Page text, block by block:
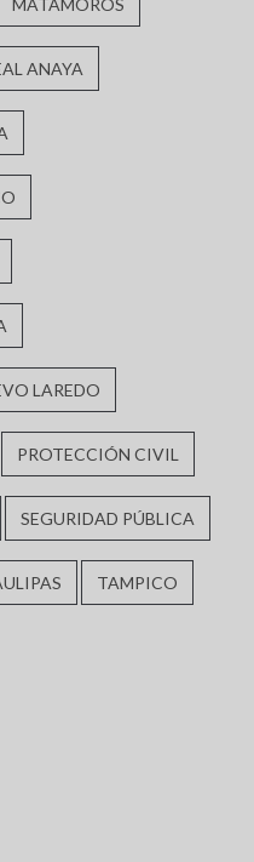
MATAMOROS
ANAYA
LAREDO
PROTECCIÓN CIVIL
SEGURIDAD PÚBLICA
TAMPICO